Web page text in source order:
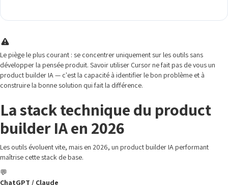
Le piège le plus courant : se concentrer uniquement sur les outils sans
développer la pensée produit. Savoir utiliser Cursor ne fait pas de vous un
product builder IA — c'est la capacité à identifier le bon problème et à
construire la bonne solution qui fait la différence.
La stack technique du product
builder IA en 2026
Les outils évoluent vite, mais en 2026, un product builder IA performant
maîtrise cette stack de base.
💬
ChatGPT / Claude